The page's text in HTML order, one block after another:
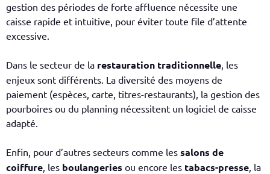
gestion des périodes de forte affluence nécessite une
caisse rapide et intuitive, pour éviter toute file d’attente
excessive.
Dans le secteur de la restauration traditionnelle, les
enjeux sont différents. La diversité des moyens de
paiement (espèces, carte, titres-restaurants), la gestion des
pourboires ou du planning nécessitent un logiciel de caisse
adapté.
Enfin, pour d’autres secteurs comme les salons de
coiffure, les boulangeries ou encore les tabacs-presse, la